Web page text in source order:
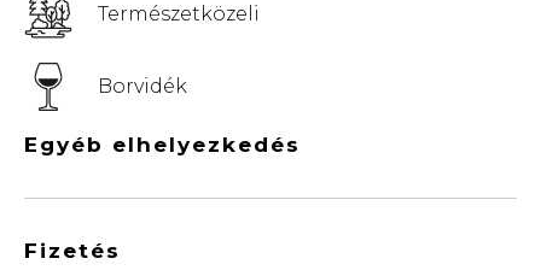
Természetközeli
Borvidék
Egyéb elhelyezkedés
Fizetés